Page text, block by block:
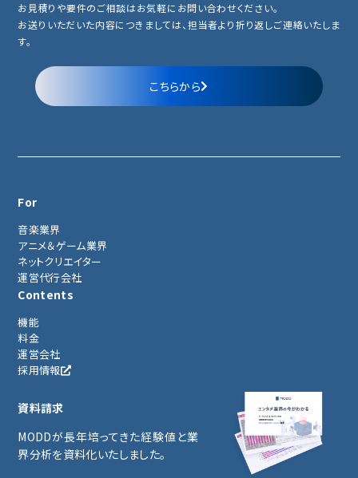
お見積りや要件のご相談はお気軽にお問い合わせください。
お送りいただいた内容につきましては、担当者より折り返しご連絡いたしま
す。
こちらから
For
音楽業界
アニメ＆ゲーム業界
ネットクリエイター
運営代行会社
Contents
機能
料金
運営会社
採用情報
資料請求
MODDが長年培ってきた経験値と業
界分析を資料化いたしました。